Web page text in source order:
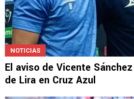
NOTICIAS
El aviso de Vicente
de Lira en Cruz Azul